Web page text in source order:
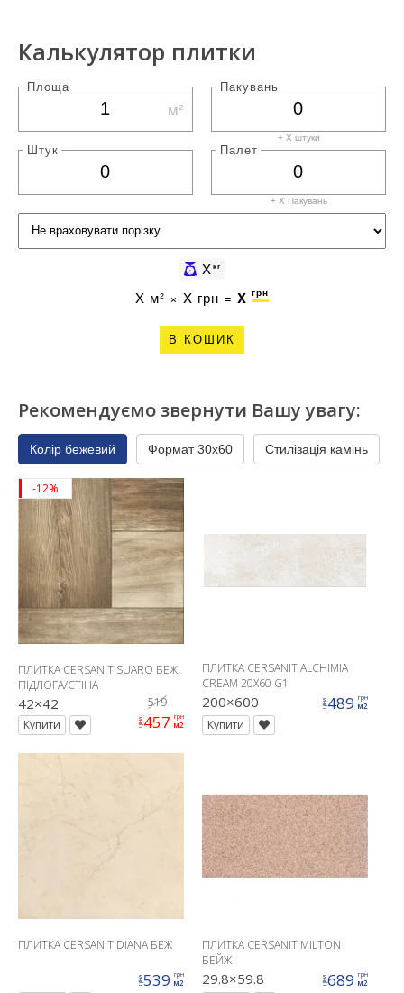
Калькулятор плитки
Площа
м²
Пакувань
+ X штуки
Штук Палет
+ X Пакувань
Xкг
X м² × X грн = X грн
В КОШИК
Рекомендуємо звернути Вашу увагу:
Колір бежевий Формат 30x60 Стилізація камінь
-12%
ПЛИТКА CERSANIT SUARO БЕЖ
ПІДЛОГА/СТІНА
42×42
519
Купити
ціна457 грн
м2
ПЛИТКА CERSANIT ALCHIMIA
CREAM 20X60 G1
200×600 ціна489 грн
м2
Купити
ПЛИТКА CERSANIT DIANA БЕЖ
ціна539 грн
м2
ПЛИТКА CERSANIT MILTON
БЕЙЖ
29.8×59.8 ціна689 грн
м2